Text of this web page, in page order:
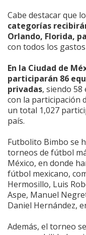
Cabe destacar que
categorías
Orlando, Florida,
con todos los
En la Ciudad de
participarán 86
privadas, siendo
con la participación
un total 1,027
país.
Futbolito Bimbo se
torneos de fútbol
México, en donde
fútbol mexicano,
Hermosillo, Luis
Aspe, Manuel
Daniel Hernández,
Además, el torneo